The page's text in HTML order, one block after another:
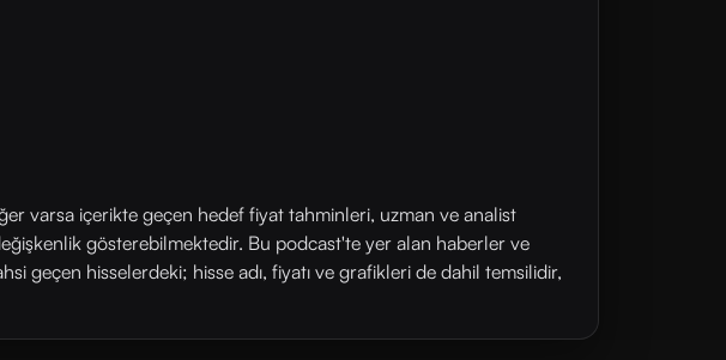
varsa içerikte geçen hedef fiyat tahminleri, uzman ve analist
gösterebilmektedir. Bu podcast'te yer alan haberler ve
geçen hisselerdeki; hisse adı, fiyatı ve grafikleri de dahil temsilidir,